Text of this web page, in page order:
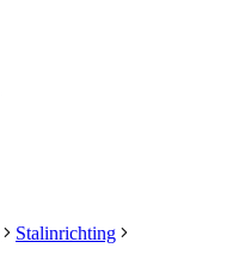
Stalinrichting